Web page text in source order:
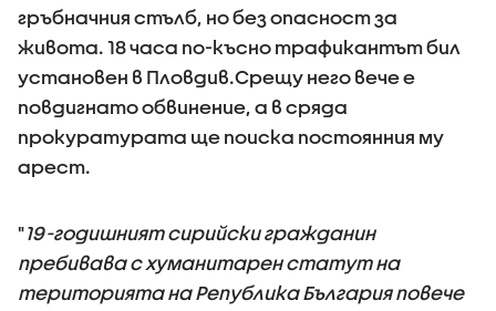
гръбначния стълб, но без опасност за
живота. 18 часа по-късно трафикантът бил
установен в Пловдив.Срещу него вече е
повдигнато обвинение, а в сряда
прокуратурата ще поиска постоянния му
арест.
"19-годишният сирийски гражданин
пребивава с хуманитарен статут на
територията на Република България повече